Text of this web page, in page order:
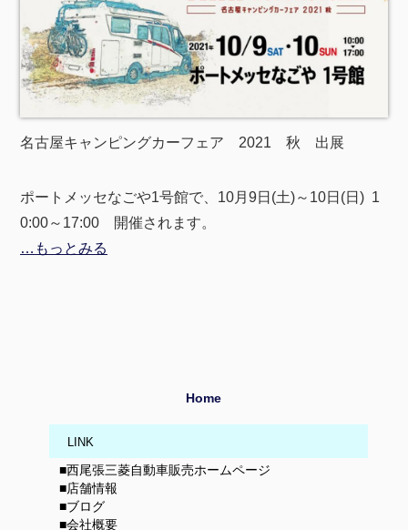
名古屋キャンピングカーフェア 2021 秋 出展
ポートメッセなごや1号館で、10月9日(土)～10日(日) 1
0:00～17:00 開催されます。
…もっとみる
Home
LINK
■西尾張三菱自動車販売ホームページ
■店舗情報
■ブログ
■会社概要